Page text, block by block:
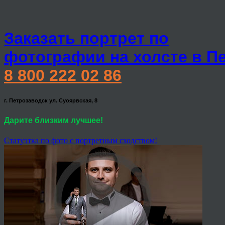
Заказать портрет по
фотографии на холсте в
8 800 222 02 86
г. Петрозаводск ул. Суоярвская, 8
Дарите близким лучшее!
Статуэтка по фото с портретным сходством!